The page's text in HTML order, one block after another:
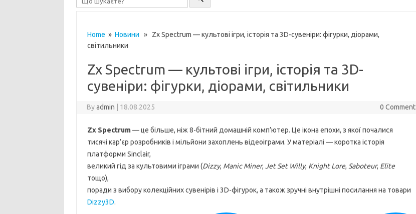
Home » Новини » Zx Spectrum — культові ігри, історія та 3D-сувеніри: фігурки, діорами,
світильники
Zx Spectrum — культові ігри, історія та 3D-
сувеніри: фігурки, діорами, світильники
Byadmin 18.08.2025 0 Comment
Zx Spectrum— це більше, ніж 8-бітний домашній комп’ютер. Це ікона епохи, з якої почалися
тисячі кар’єр розробників і мільйони захоплень відеоіграми. У матеріалі — коротка історія
платформи Sinclair,
великий гід за культовими іграми (Dizzy, Manic Miner, Jet Set Willy, Knight Lore, Saboteur, Elite
тощо),
поради з вибору колекційних сувенірів і 3D-фігурок, а також зручні внутрішні посилання на товари
Dizzy3D.